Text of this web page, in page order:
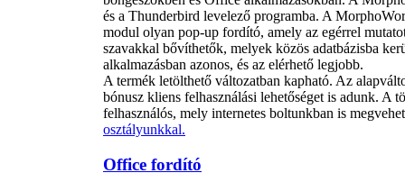
és a Thunderbird levelező programba. A
modul olyan pop-up fordító, amely az egérrel
szavakkal bővíthetők, melyek közös adatbázisba
alkalmazásban azonos, és az elérhető legjobb.
A termék letölthető változatban kapható. Az
bónusz kliens felhasználási lehetőséget is adunk. A
felhasználós, mely internetes boltunkban is
osztályunkkal.
Office fordító